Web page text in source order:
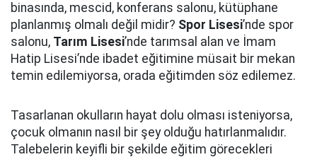
binasında, mescid, konferans salonu, kütüphane
planlanmış olmalı değil midir? Spor Lisesi’nde spor
salonu, Tarım Lisesi’nde tarımsal alan ve İmam
Hatip Lisesi’nde ibadet eğitimine müsait bir mekan
temin edilemiyorsa, orada eğitimden söz edilemez.
Tasarlanan okulların hayat dolu olması isteniyorsa,
çocuk olmanın nasıl bir şey olduğu hatırlanmalıdır.
Talebelerin keyifli bir şekilde eğitim görecekleri